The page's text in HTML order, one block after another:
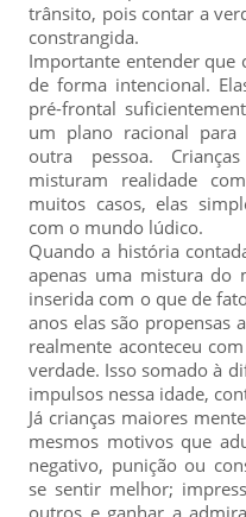
trânsito, pois contar a
constrangida.
Importante entender que
de forma intencional.
pré-frontal
um plano racional
outra pessoa.
misturam realidade
muitos casos, elas
com o mundo lúdico.
Quando a história
apenas uma mistura do
inserida com o que de
anos elas são propensas
realmente aconteceu
verdade. Isso somado à
impulsos nessa idade,
Já crianças maiores
mesmos motivos que
negativo, punição ou
se sentir melhor;